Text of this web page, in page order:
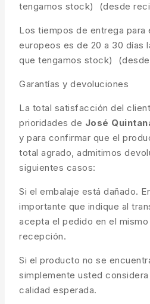
tengamos stock) (desde
Los tiempos de entrega para
europeos es de 20 a 30 días
que tengamos stock)
Garantías y devoluciones
La total satisfacción del
prioridades de José
y para confirmar que el
total agrado, admitimos
siguientes casos:
Si el embalaje está dañado.
importante que indique al
acepta el pedido en el
recepción.
Si el producto no se
simplemente usted considera
calidad esperada.